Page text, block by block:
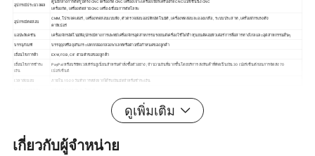
อุปกรณ์ประมวลผล
ศูนย์กลางการตัดรูปทรง CNC เครื่องกัด CNC เครื่องเจาะเครื่องเจียรเครื่องกัด CNC แมชชีนนิ่ง CNC
เครื่องกัด , เครื่องตัดสาย CNC เครื่องเชื่อมการตัดโลหะ
อุปกรณ์ทดสอบ
CMM, โปรเจคเตอร์ , เครื่องทดสอบแบบดึง , ตัวตรวจสอบออปติกอัตโนมัติ , เครื่องทดสอบละอองเกลือ , ระบบประสาท , เครื่องจักรแรงดึง
คาลิเปอร์
แอปพลิเคชัน
เครื่องจักรอัตโนมัติอุปกรณ์ทางการแพทย์เครื่องจักรอุตสาหกรรมรถยนต์เครื่องใช้ไฟฟ้า หุ่นยนต์คอมพิวเตอร์การสื่อสารทางไกลและอุตสาหกรรมอื่นๆ
บรรจุภัณฑ์
บรรจุถุงหรือถุงกันกระแทกกล่องกล่องพาเลทหรือตามข้อกำหนดของลูกค้า
เงื่อนไขการค้า EXW, FOB, CIF ตามคำขอของลูกค้า
เงื่อนไขการชำระ
เงิน
PayPal หรือบริษัทเวสเทิร์นยูเนี่ยนสำหรับคำสั่งซื้อตัวอย่าง ; จำนวนเงินที่มากขึ้นโดยบริการส่งสินค้าที่คิดเป็นเงิน 30 เปอร์เซ็นต์ก่อนการจัดส่ง 70
เปอร์เซ็นต์
เวลาส่งมอบ
ภายใน 15-20 วันทำการหลังจากได้รับเงินมัดจำหรือชำระเงิน
ดูเพิ่มเติม
เกี่ยวกับผู้จำหน่าย